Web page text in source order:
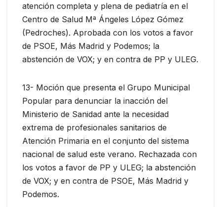
atención completa y plena de pediatría en el
Centro de Salud Mª Ángeles López Gómez
(Pedroches). Aprobada con los votos a favor
de PSOE, Más Madrid y Podemos; la
abstención de VOX; y en contra de PP y ULEG.
13- Moción que presenta el Grupo Municipal
Popular para denunciar la inacción del
Ministerio de Sanidad ante la necesidad
extrema de profesionales sanitarios de
Atención Primaria en el conjunto del sistema
nacional de salud este verano. Rechazada con
los votos a favor de PP y ULEG; la abstención
de VOX; y en contra de PSOE, Más Madrid y
Podemos.